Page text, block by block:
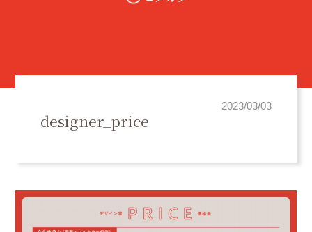
2023/03/03
designer_price